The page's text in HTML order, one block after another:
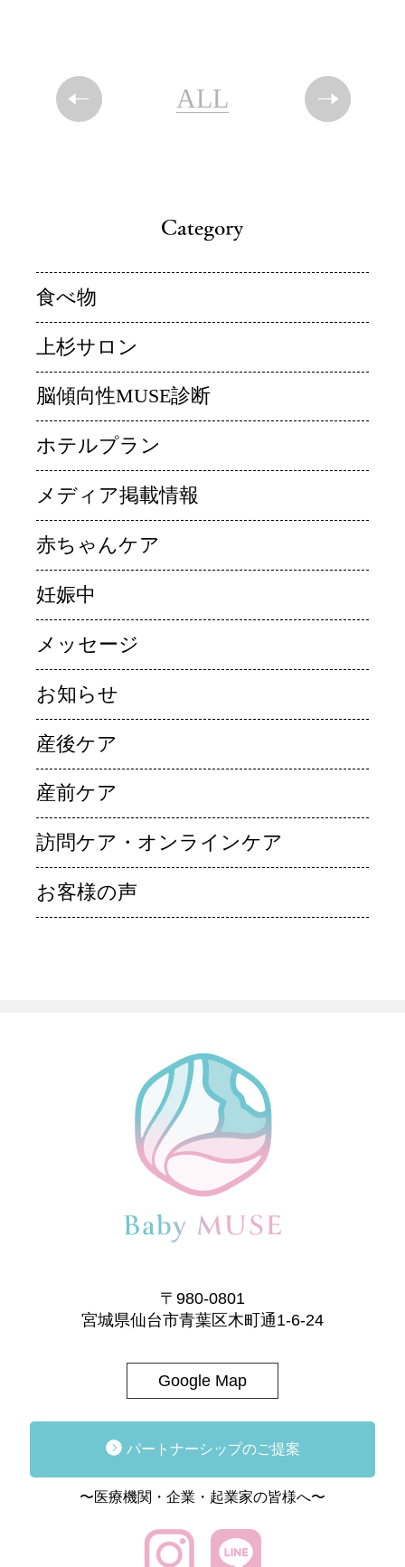
ALL
食べ物
上杉サロン
脳傾向性MUSE診断
ホテルプラン
メディア掲載情報
赤ちゃんケア
妊娠中
メッセージ
お知らせ
産後ケア
産前ケア
訪問ケア・オンラインケア
お客様の声
〒980-0801
宮城県仙台市青葉区木町通1-6-24
Google Map
パートナーシップのご提案
〜医療機関・企業・起業家の皆様へ〜